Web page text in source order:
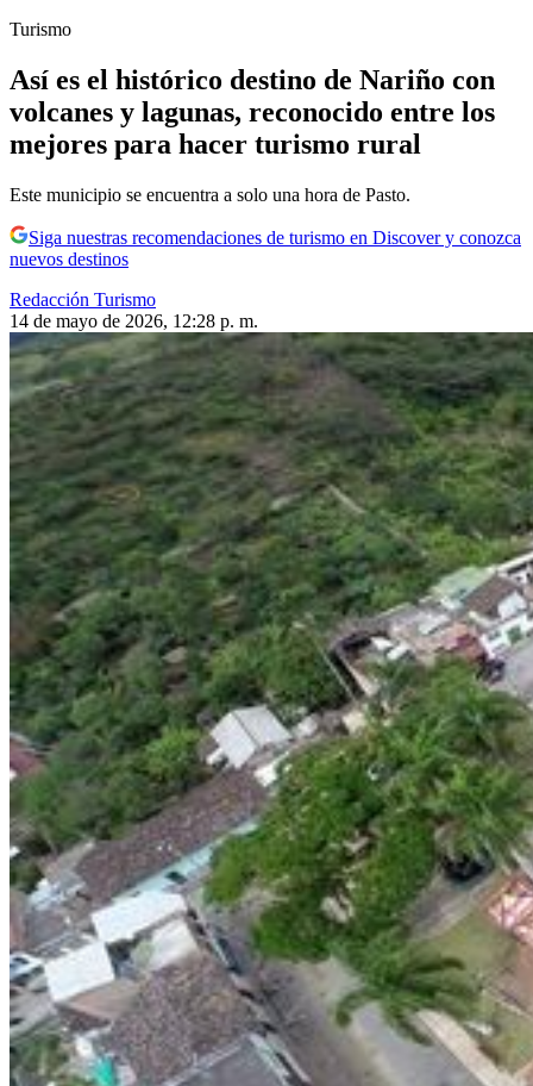
Turismo
Así es el histórico destino de Nariño con
volcanes y lagunas, reconocido entre los
mejores para hacer turismo rural
Este municipio se encuentra a solo una hora de Pasto.
Siga nuestras recomendaciones de turismo en Discover y conozca
nuevos destinos
Redacción Turismo
14 de mayo de 2026, 12:28 p. m.